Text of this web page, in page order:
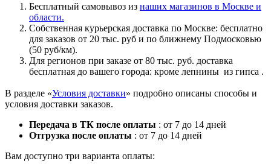
Бесплатный самовывоз из наших магазинов в Москве и
области.
Собственная курьерская доставка по Москве: бесплатно
для заказов от 20 тыс. руб и по ближнему Подмосковью
(50 руб/км).
Для регионов при заказе от 80 тыс. руб. доставка
бесплатная до вашего города: кроме лепнины из гипса .
В разделе «Условия доставки» подробно описаны способы и
условия доставки заказов.
Передача в ТК после оплаты : от 7 до 14 дней
Отгрузка после оплаты : от 7 до 14 дней
Вам доступно три варианта оплаты: